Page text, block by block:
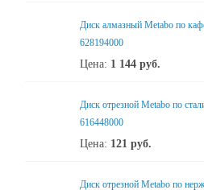
Диск алмазный Metabo по
628194000
Цена: 1 144 руб.
Диск отрезной Metabo по
616448000
Цена: 121 руб.
Диск отрезной Metabo по